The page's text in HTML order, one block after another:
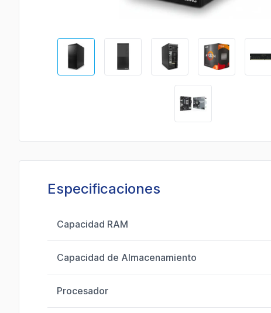
Especificaciones
Capacidad RAM
Capacidad de Almacenamiento
Procesador